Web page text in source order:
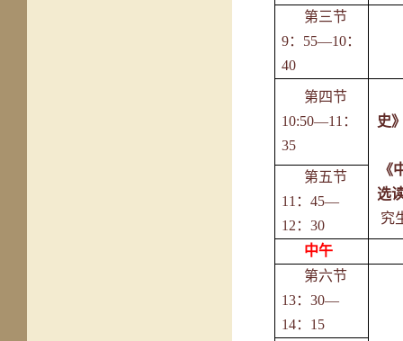
第三节
9：55—10：
40
第四节
10:50—11：
35
史
《
选
究
第五节
11：45—
12：30
中午
第六节
13：30—
14：15